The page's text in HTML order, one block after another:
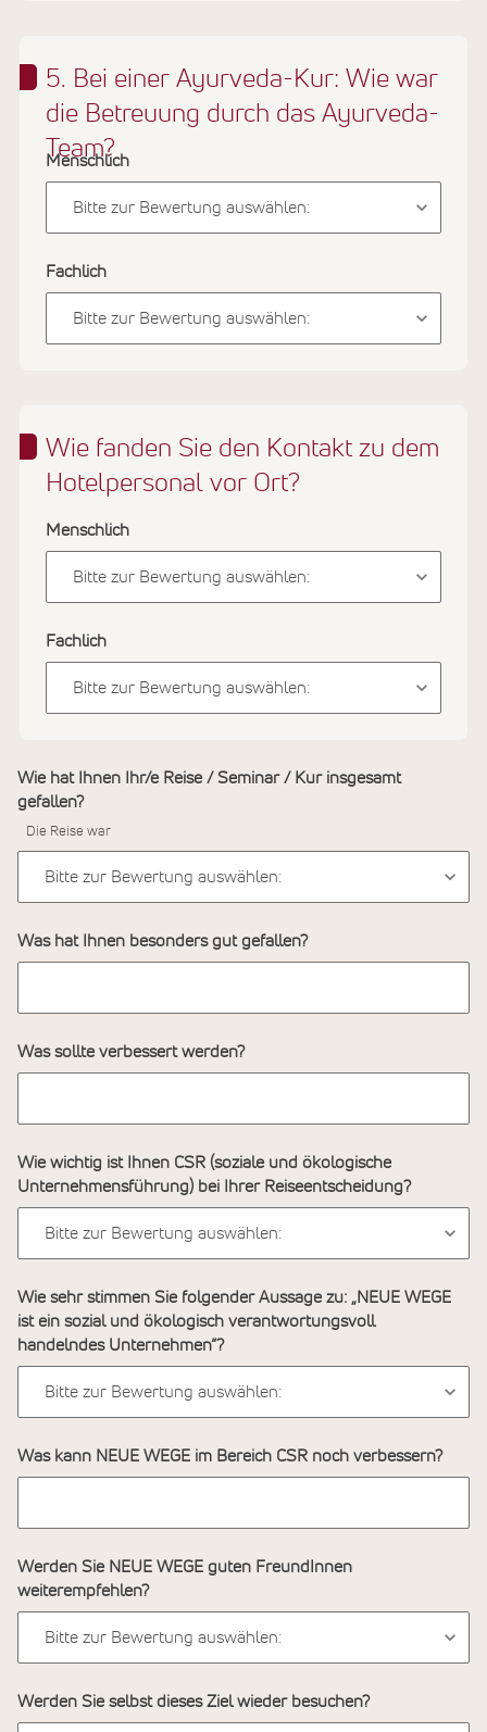
5. Bei einer Ayurveda-Kur: Wie war
die Betreuung durch das Ayurveda-
Team?
Menschlich
Fachlich
Wie fanden Sie den Kontakt zu dem
Hotelpersonal vor Ort?
Menschlich
Fachlich
Wie hat Ihnen Ihr/e Reise / Seminar / Kur insgesamt
gefallen?
Die Reise war
Was hat Ihnen besonders gut gefallen?
Was sollte verbessert werden?
Wie wichtig ist Ihnen CSR (soziale und ökologische
Unternehmensführung) bei Ihrer Reiseentscheidung?
Wie sehr stimmen Sie folgender Aussage zu: „NEUE WEGE
ist ein sozial und ökologisch verantwortungsvoll
handelndes Unternehmen“?
Was kann NEUE WEGE im Bereich CSR noch verbessern?
Werden Sie NEUE WEGE guten FreundInnen
weiterempfehlen?
Werden Sie selbst dieses Ziel wieder besuchen?